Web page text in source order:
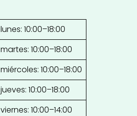
lunes: 10:00–18:00
martes: 10:00–18:00
miércoles: 10:00–18:00
jueves: 10:00–18:00
viernes: 10:00–14:00